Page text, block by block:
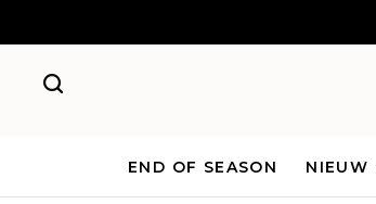
END OF SEASON NIEUW